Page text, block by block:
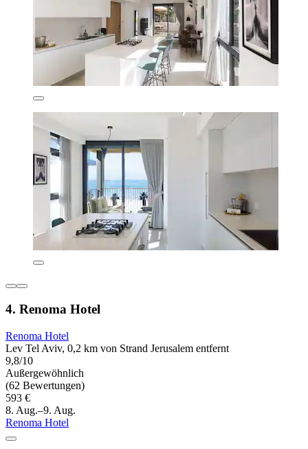
4. Renoma Hotel
Renoma Hotel
Lev Tel Aviv, 0,2 km von Strand Jerusalem entfernt
9,8/10
Außergewöhnlich
(62 Bewertungen)
593 €
8. Aug.–9. Aug.
Renoma Hotel